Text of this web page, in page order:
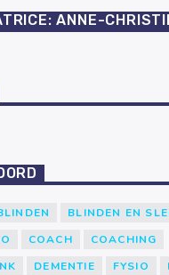
ANNE-
BLINDEN EN
COACH
COACHING
DEMENTIE FYSIO